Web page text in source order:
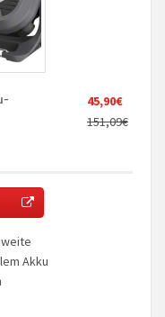
45,90€
151,09€
Akku